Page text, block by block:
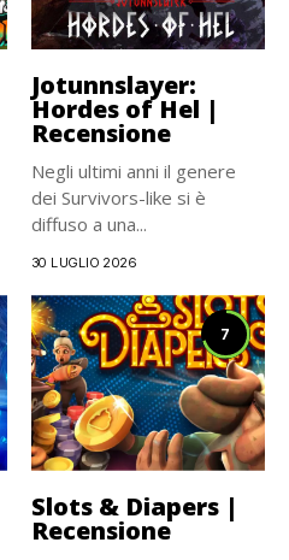
Jotunnslayer:
Hordes of Hel |
Recensione
Negli ultimi anni il genere
dei Survivors-like si è
diffuso a una...
30 LUGLIO 2026
7
Slots & Diapers |
Recensione